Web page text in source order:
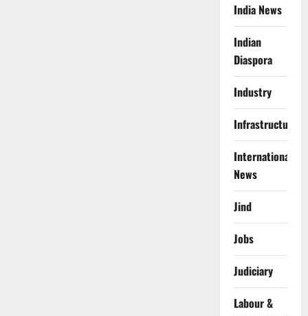
India News
Indian
Diaspora
Industry
Infrastructure
International
News
Jind
Jobs
Judiciary
Labour &